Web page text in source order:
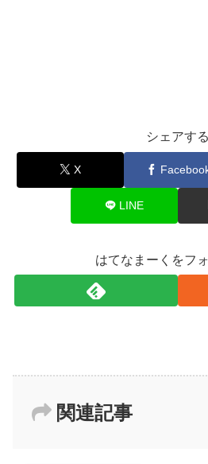
シェアする
X
LINE
はてなまーくをフ
関連記事